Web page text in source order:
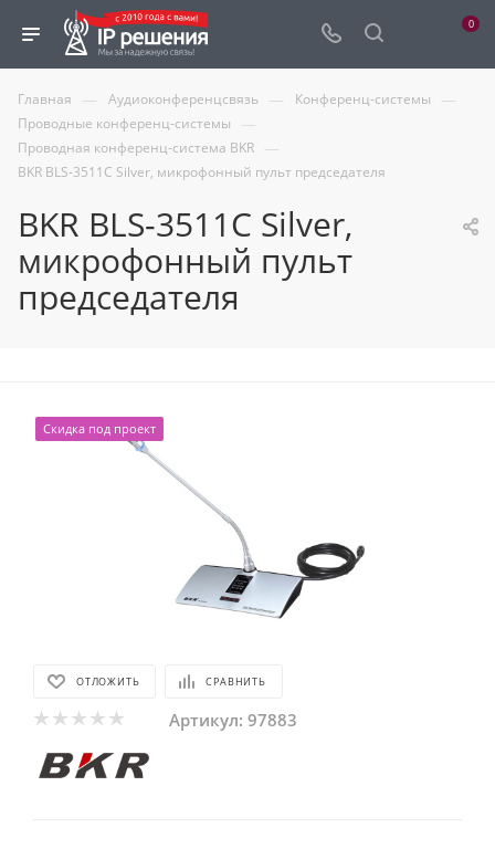
0
Главная — Аудиоконференцсвязь — Конференц-системы —
Проводные конференц-системы —
Проводная конференц-система BKR —
BKR BLS-3511C Silver, микрофонный пульт председателя
BKR BLS-3511C Silver,
микрофонный пульт
председателя
Скидка под проект
ОТЛОЖИТЬ СРАВНИТЬ
Артикул: 97883